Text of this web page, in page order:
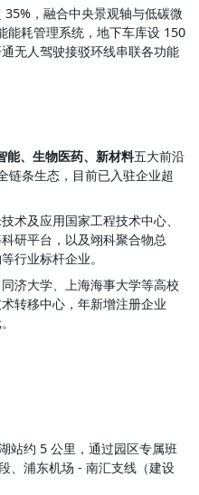
35%，融合中央景观轴与低碳微
能耗管理系统，地下车库设 150
无人驾驶接驳环线串联各功能
能、生物医药、新材料五大前沿
链条生态，目前已入驻企业超
术及应用国家工程技术中心、
研平台，以及翊科聚合物总
行业标杆企业。
济大学、上海海事大学等高校
转移中心，年新增注册企业
站约 5 公里，通过园区专属班
、浦东机场 - 南汇支线（建设